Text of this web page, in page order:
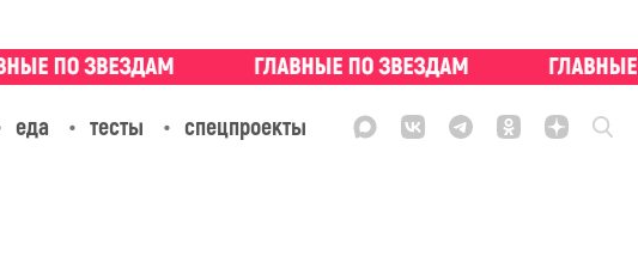
еда тесты спецпроекты